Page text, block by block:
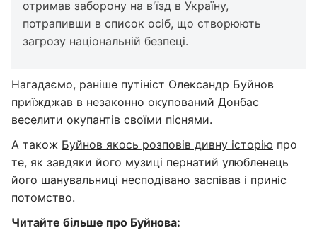
отримав заборону на в'їзд в Україну,
потрапивши в список осіб, що створюють
загрозу національній безпеці.
Нагадаємо, раніше путініст Олександр Буйнов
приїжджав в незаконно окупований Донбас
веселити окупантів своїми піснями.
А також Буйнов якось розповів дивну історію про
те, як завдяки його музиці пернатий улюбленець
його шанувальниці несподівано заспівав і приніс
потомство.
Читайте більше про Буйнова: